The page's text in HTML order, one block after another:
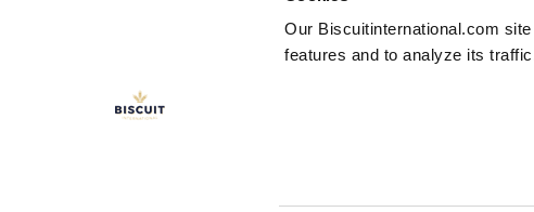
Our Biscuitinternational.com
features and to analyze its
Användarvillkor